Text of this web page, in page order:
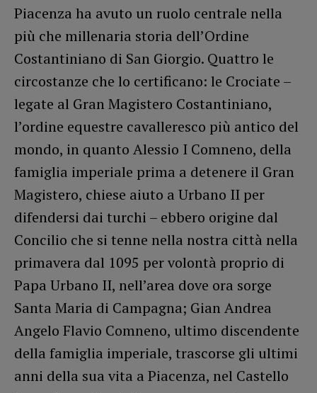
Piacenza ha avuto un ruolo centrale nella
più che millenaria storia dell’Ordine
Costantiniano di San Giorgio. Quattro le
circostanze che lo certificano: le Crociate –
legate al Gran Magistero Costantiniano,
l’ordine equestre cavalleresco più antico del
mondo, in quanto Alessio I Comneno, della
famiglia imperiale prima a detenere il Gran
Magistero, chiese aiuto a Urbano II per
difendersi dai turchi – ebbero origine dal
Concilio che si tenne nella nostra città nella
primavera dal 1095 per volontà proprio di
Papa Urbano II, nell’area dove ora sorge
Santa Maria di Campagna; Gian Andrea
Angelo Flavio Comneno, ultimo discendente
della famiglia imperiale, trascorse gli ultimi
anni della sua vita a Piacenza, nel Castello